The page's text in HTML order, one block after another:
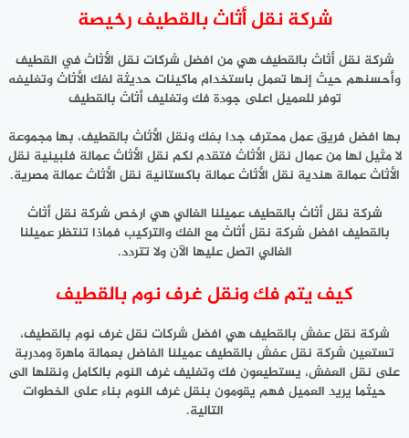
شركة نقل أثاث بالقطيف رخيصة
شركة نقل أثاث بالقطيف هي من افضل شركات نقل الأثاث في القطيف
وأحسنهم حيث إنها تعمل باستخدام ماكينات حديثة لفك الأثاث وتغليفه
توفر للعميل اعلى جودة فك وتغليف أثاث بالقطيف
بها افضل فريق عمل محترف جدا بفك ونقل الأثاث بالقطيف، بها مجموعة
لا مثيل لها من عمال نقل الأثاث فتقدم لكم نقل الأثاث عمالة فلبينية نقل
الأثاث عمالة هندية نقل الأثاث عمالة باكستانية نقل الأثاث عمالة مصرية.
شركة نقل أثاث بالقطيف عميلنا الغالي هي ارخص شركة نقل أثاث
بالقطيف افضل شركة نقل أثاث مع الفك والتركيب فماذا تنتظر عميلنا
الغالي اتصل عليها الآن ولا تتردد.
كيف يتم فك ونقل غرف نوم بالقطيف
شركة نقل عفش بالقطيف هي افضل شركات نقل غرف نوم بالقطيف،
تستعين شركة نقل عفش بالقطيف عميلنا الفاضل بعمالة ماهرة ومدربة
على نقل العفش، يستطيعون فك وتغليف غرف النوم بالكامل ونقلها الى
حيثما يريد العميل فهم يقومون بنقل غرف النوم بناء على الخطوات
التالية.